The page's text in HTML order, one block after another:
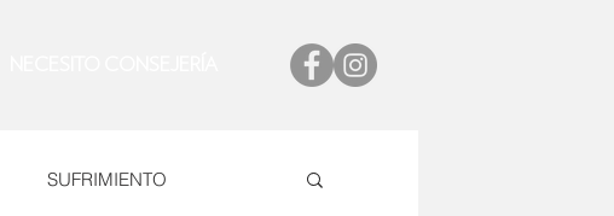
SUFRIMIENTO